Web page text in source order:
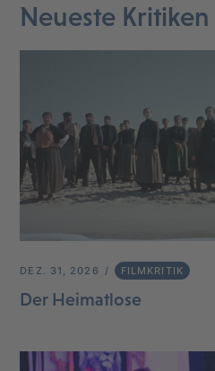
Neueste Kritiken
DEZ. 31, 2026 FILMKRITIK
Der Heimatlose